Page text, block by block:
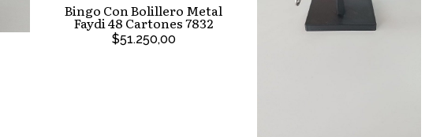
Bingo Con Bolillero Metal
Faydi 48 Cartones 7832
$51.250,00